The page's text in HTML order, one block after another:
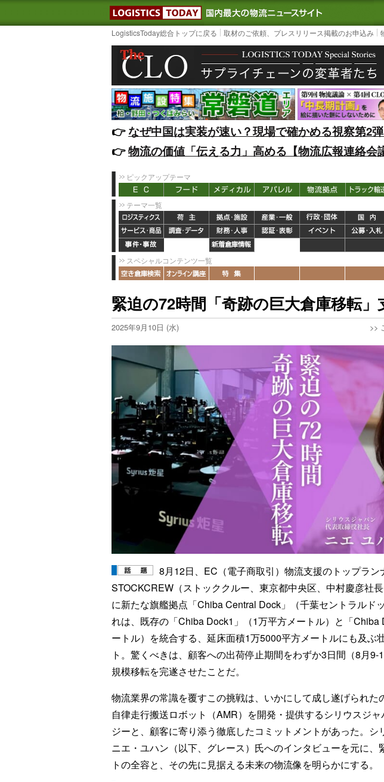
LOGISTICS TODAY｜国内最大の物流ニュ
LogisticsToday総合トップに戻る 取材のご依頼、プレスリリース掲載のお申込み
👉️なぜ中国は実装が速い？現場で確かめる視察第2
👉️物流の価値「伝える力」高める【物流広報連絡会
ピックアップテーマ
テーマ一覧
スペシャルコンテンツ一覧
緊迫の72時間「奇跡の巨大倉庫移転」
2025年9月10日 (水) >>
8月12日、EC（電子商取引）物流支援のトップラン
STOCKCREW（ストッククルー、東京都中央区、中村慶彦社
に新たな旗艦拠点「Chiba Central Dock」（千葉セントラルド
れは、既存の「Chiba Dock1」（1万平方メートル）と「Chiba
ートル）を統合する、延床面積1万5000平方メートルにも及ぶ
ト。驚くべきは、顧客への出荷停止期間をわずか3日間（8月9-
規模移転を完遂させたことだ。
物流業界の常識を覆すこの挑戦は、いかにして成し遂げられた
自律走行搬送ロボット（AMR）を開発・提供するシリウスジ
ジーと、顧客に寄り添う徹底したコミットメントがあった。シ
ニエ・ユハン（以下、グレース）氏へのインタビューを元に、
トの全容と、その先に見据える未来の物流像を明らかにする。